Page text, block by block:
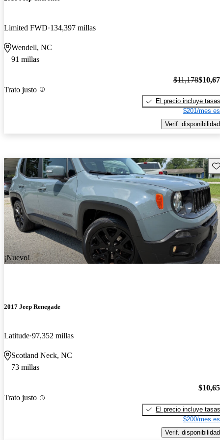
Limited FWD 134,397 millas
Wendell, NC
91 millas
Trato justo
$11,178
El precio incluye tasas
$201/mes
Verif. disponibilidad
¡Nuevo!
2017 Jeep Renegade
Latitude 97,352 millas
Scotland Neck, NC
73 millas
Trato justo
El precio incluye tasas
$200/mes
Verif. disponibilidad